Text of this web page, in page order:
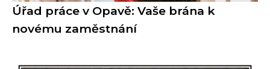
Úřad práce v Opavě: Vaše brána k
novému zaměstnání